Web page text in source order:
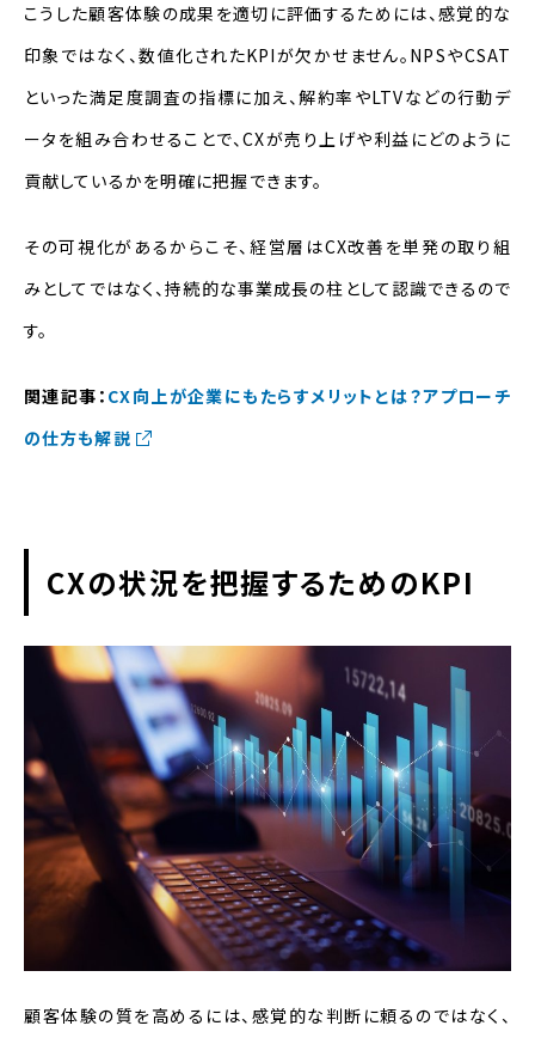
こうした顧客体験の成果を適切に評価するためには、感覚的な
印象ではなく、数値化されたKPIが欠かせません。NPSやCSAT
といった満足度調査の指標に加え、解約率やLTVなどの行動デ
ータを組み合わせることで、CXが売り上げや利益にどのように
貢献しているかを明確に把握できます。
その可視化があるからこそ、経営層はCX改善を単発の取り組
みとしてではなく、持続的な事業成長の柱として認識できるので
す。
関連記事： CX向上が企業にもたらすメリットとは？アプローチ
の仕方も解説
CXの状況を把握するためのKPI
顧客体験の質を高めるには、感覚的な判断に頼るのではなく、